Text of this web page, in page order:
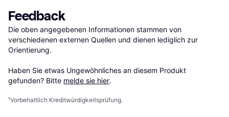
Feedback
Die oben angegebenen Informationen stammen von
verschiedenen externen Quellen und dienen lediglich zur
Orientierung.
Haben Sie etwas Ungewöhnliches an diesem Produkt
gefunden? Bitte melde sie hier.
¹Vorbehaltlich Kreditwürdigkeitsprüfung.